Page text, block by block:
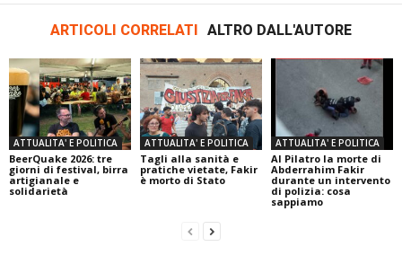
ARTICOLI CORRELATI ALTRO DALL'AUTORE
ATTUALITA' E POLITICA
BeerQuake 2026: tre
giorni di festival, birra
artigianale e
solidarietà
ATTUALITA' E POLITICA
Tagli alla sanità e
pratiche vietate, Fakir
è morto di Stato
ATTUALITA' E POLITICA
Al Pilatro la morte di
Abderrahim Fakir
durante un intervento
di polizia: cosa
sappiamo